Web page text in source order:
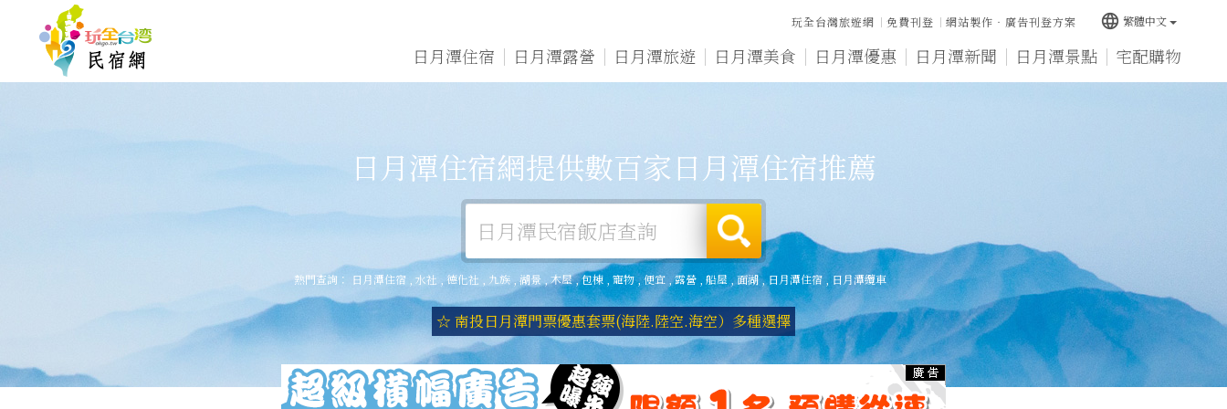
日月潭住宿 日月潭露營 日月潭旅遊 日月潭美食 日月潭優惠 日月潭新聞 日月潭景點 宅配購物
玩全台灣旅遊網 免費刊登 網站製作‧廣告刊登方案 language 繁體中文
日月潭住宿網提供數百家日月潭住宿推薦
熱門查詢： 日月潭住宿 水社 德化社 九族 湖景 木屋,包棟 寵物,便宜 ,露營 船屋 ,面湖, 日月潭住宿 日月潭纜車
☆ 南投日月潭門票優惠套票(海陸.陸空.海空）多種選擇